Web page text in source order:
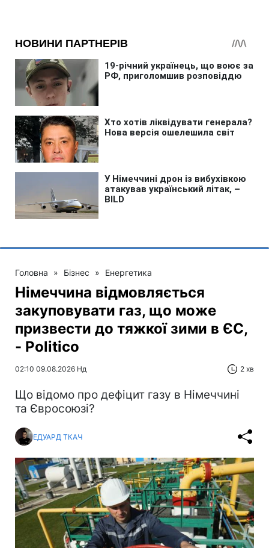
Головна » Бізнес » Енергетика
Німеччина відмовляється
закуповувати газ, що може
призвести до тяжкої зими в ЄС,
- Politico
02:10 09.08.2026 Нд 2 хв
Що відомо про дефіцит газу в Німеччині
та Євросоюзі?
ЕДУАРД ТКАЧ